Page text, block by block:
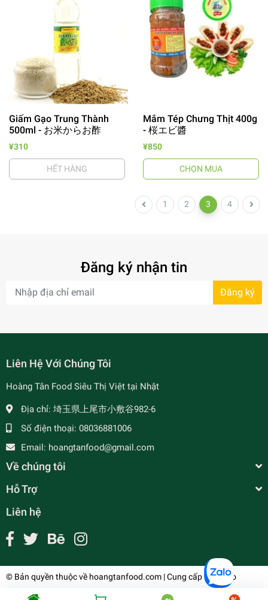
Giấm Gạo Trung Thành
500ml - お米からお酢
¥310
HẾT HÀNG
Mắm Tép Chưng Thịt 400g
- 桜エビ醬
¥850
CHỌN MUA
1 2 3 4
Đăng ký nhận tin
Đăng ký
Liên Hệ Với Chúng Tôi
Hoàng Tân Food Siêu Thị Việt tại Nhật
Địa chỉ: 埼玉県上尾市小敷谷982-6
Số điện thoại: 08036881006
Email: hoangtanfood@gmail.com
Về chúng tôi
Hỗ Trợ
Liên hệ
© Bản quyền thuộc về hoangtanfood.com | Cung cấp bởiSapo